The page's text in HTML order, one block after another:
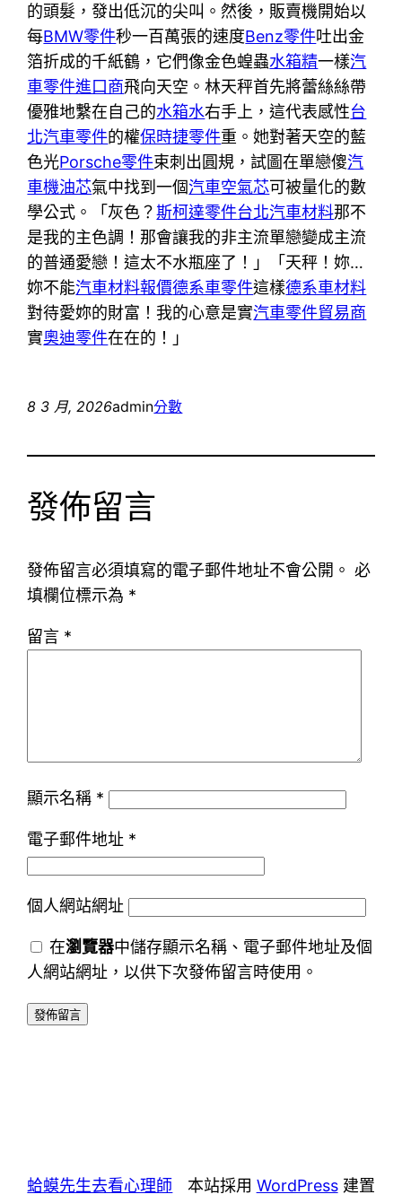
的頭髮，發出低沉的尖叫。然後，販賣機開始以
每BMW零件秒一百萬張的速度Benz零件吐出金
箔折成的千紙鶴，它們像金色蝗蟲水箱精一樣汽
車零件進口商飛向天空。林天秤首先將蕾絲絲帶
優雅地繫在自己的水箱水右手上，這代表感性台
北汽車零件的權保時捷零件重。她對著天空的藍
色光Porsche零件束刺出圓規，試圖在單戀傻汽
車機油芯氣中找到一個汽車空氣芯可被量化的數
學公式。「灰色？斯柯達零件台北汽車材料那不
是我的主色調！那會讓我的非主流單戀變成主流
的普通愛戀！這太不水瓶座了！」「天秤！妳…
妳不能汽車材料報價德系車零件這樣德系車材料
對待愛妳的財富！我的心意是實汽車零件貿易商
實奧迪零件在在的！」
8 3 月, 2026admin分數
發佈留言
發佈留言必須填寫的電子郵件地址不會公開。 必
填欄位標示為 *
留言 *
顯示名稱 *
電子郵件地址 *
個人網站網址
在瀏覽器中儲存顯示名稱、電子郵件地址及個
人網站網址，以供下次發佈留言時使用。
蛤蟆先生去看心理師 本站採用 WordPress建置